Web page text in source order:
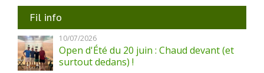
Fil info
10/07/2026
Open d'Été du 20 juin : Chaud devant (et
surtout dedans) !